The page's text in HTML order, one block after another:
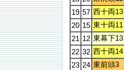
19 57 西十両13
20 15 東十両11
21 12 東幕下13
22 32 西十両14
23 24 東前頭3